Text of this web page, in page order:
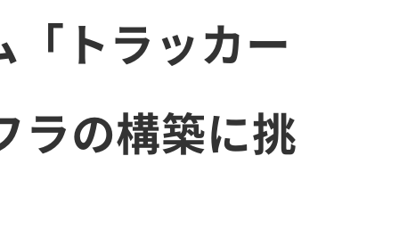
「トラッカー
ラの構築に挑